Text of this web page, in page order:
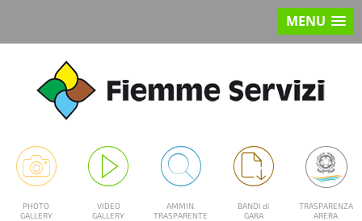
MENU
PHOTO
GALLERY
VIDEO
GALLERY
AMMIN.
TRASPARENTE
BANDI di
GARA
TRASPARENZA
ARERA